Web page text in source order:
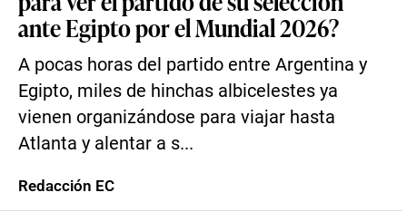
ante Egipto por el Mundial 2026?
A pocas horas del partido entre Argentina y
Egipto, miles de hinchas albicelestes ya
vienen organizándose para viajar hasta
Atlanta y alentar a s...
Redacción EC